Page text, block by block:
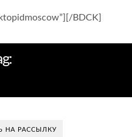
BDCK]
НА РАССЫЛКУ